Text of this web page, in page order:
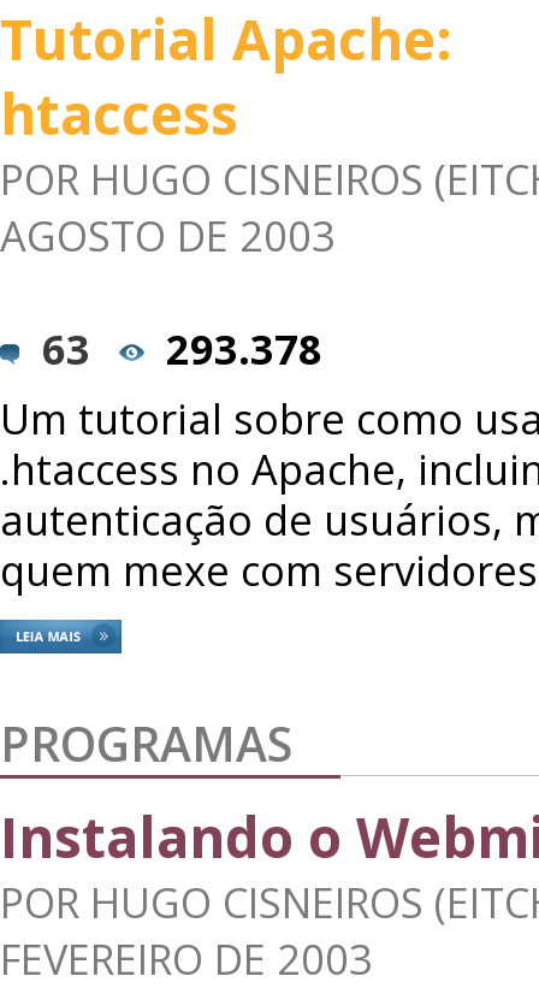
Tutorial Apache:
htaccess
POR HUGO CISNEIROS
AGOSTO DE 2003
63
293.378
Um tutorial sobre como
.htaccess no Apache,
autenticação de usuários,
quem mexe com
PROGRAMAS
Instalando o
POR HUGO CISNEIROS
FEVEREIRO DE 2003